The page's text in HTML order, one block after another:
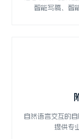
智能写稿、智
自然语言交互的
提供专